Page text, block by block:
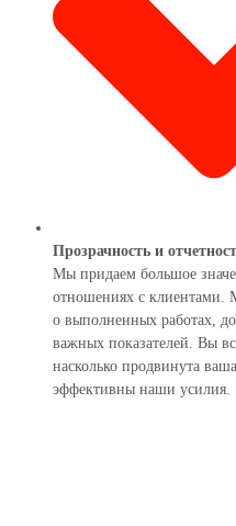
Прозрачность и
Мы придаем большое
отношениях с клиентами.
о выполненных работах,
важных показателей. Вы
насколько продвинута
эффективны наши усилия.